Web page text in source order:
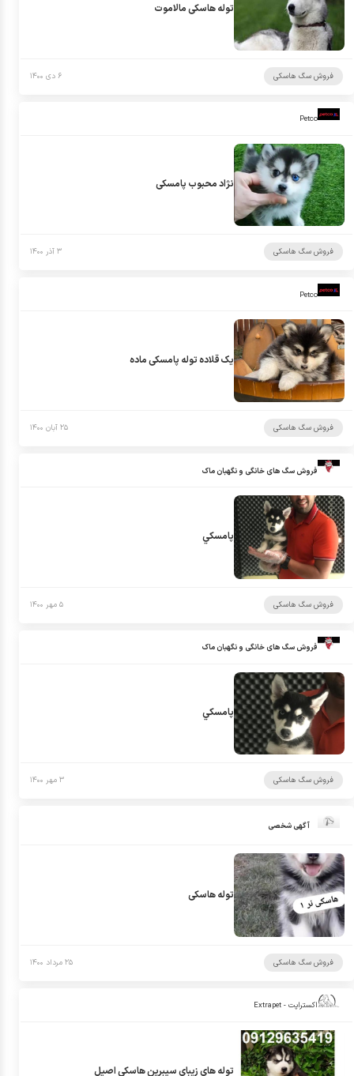
توله هاسکی مالاموت
فروش سگ هاسکی ۶ دی ۱۴۰۰
Petco
نژاد محبوب پامسکی
فروش سگ هاسکی ۳ آذر ۱۴۰۰
Petco
یک قلاده توله پامسکی ماده
فروش سگ هاسکی ۲۵ آبان ۱۴۰۰
فروش سگ های خانگی و نگهبان ماک
پامسكي
فروش سگ هاسکی ۵ مهر ۱۴۰۰
فروش سگ های خانگی و نگهبان ماک
پامسكي
فروش سگ هاسکی ۳ مهر ۱۴۰۰
آگهی شخصی
توله هاسکی
فروش سگ هاسکی ۲۵ مرداد ۱۴۰۰
اکستراپت - Extrapet
توله های زیبای سیبرین هاسکی اصیل